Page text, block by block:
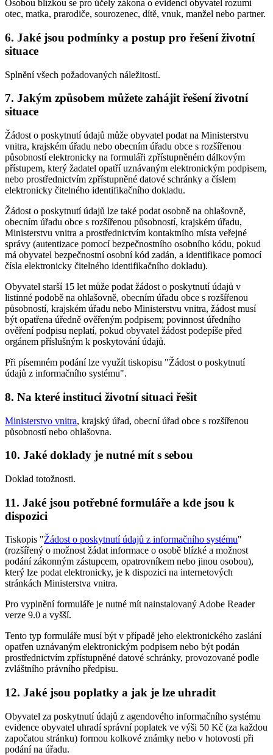
Osobou blízkou se pro účely zákona o evidenci obyvatel rozumí
otec, matka, prarodiče, sourozenec, dítě, vnuk, manžel nebo partner.
6. Jaké jsou podmínky a postup pro řešení životní
situace
Splnění všech požadovaných náležitostí.
7. Jakým způsobem můžete zahájit řešení životní
situace
Žádost o poskytnutí údajů může obyvatel podat na Ministerstvu
vnitra, krajském úřadu nebo obecním úřadu obce s rozšířenou
působností elektronicky na formuláři zpřístupněném dálkovým
přístupem, který žadatel opatří uznávaným elektronickým podpisem,
nebo prostřednictvím zpřístupněné datové schránky a číslem
elektronicky čitelného identifikačního dokladu.
Žádost o poskytnutí údajů lze také podat osobně na ohlašovně,
obecním úřadu obce s rozšířenou působností, krajském úřadu,
Ministerstvu vnitra a prostřednictvím kontaktního místa veřejné
správy (autentizace pomocí bezpečnostního osobního kódu, pokud
má obyvatel bezpečnostní osobní kód zadán, a identifikace pomocí
čísla elektronicky čitelného identifikačního dokladu).
Obyvatel starší 15 let může podat žádost o poskytnutí údajů v
listinné podobě na ohlašovně, obecním úřadu obce s rozšířenou
působností, krajském úřadu nebo Ministerstvu vnitra, žádost musí
být opatřena úředně ověřeným podpisem; povinnost úředního
ověření podpisu neplatí, pokud obyvatel žádost podepíše před
orgánem příslušným k poskytování údajů.
Při písemném podání lze využít tiskopisu "Žádost o poskytnutí
údajů z informačního systému".
8. Na které instituci životní situaci řešit
Ministerstvo vnitra, krajský úřad, obecní úřad obce s rozšířenou
působností nebo ohlašovna.
10. Jaké doklady je nutné mít s sebou
Doklad totožnosti.
11. Jaké jsou potřebné formuláře a kde jsou k
dispozici
Tiskopis "Žádost o poskytnutí údajů z informačního systému"
(rozšířený o možnost žádat informace o osobě blízké a možnost
podání zákonným zástupcem, opatrovníkem nebo jinou osobou),
který lze podat elektronicky, je k dispozici na internetových
stránkách Ministerstva vnitra.
Pro vyplnění formuláře je nutné mít nainstalovaný Adobe Reader
verze 9.0 a vyšší.
Tento typ formuláře musí být v případě jeho elektronického zaslání
opatřen uznávaným elektronickým podpisem nebo být podán
prostřednictvím zpřístupněné datové schránky, provozované podle
zvláštního právního předpisu.
12. Jaké jsou poplatky a jak je lze uhradit
Obyvatel za poskytnutí údajů z agendového informačního systému
evidence obyvatel uhradí správní poplatek ve výši 50 Kč (za každou
započatou stránku) formou kolkové známky nebo v hotovosti při
podání na úřadu.